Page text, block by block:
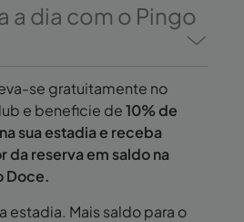
a dia com o Pingo
se gratuitamente no
e beneficie de10% de
sua estadia e receba
da reserva em saldo na
Doce.
estadia. Mais saldo para o